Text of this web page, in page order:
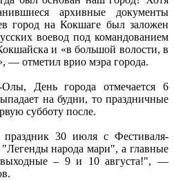
архивные документы
город на Кокшаге был заложен
воевод под командованием
и «в большой волости, в
— отметил врио мэра города.
День города отмечается 6
на будни, то праздничные
субботу после.
30 июля с Фестиваля-
"Легенды народа мари", а главные
– 9 и 10 августа!", —